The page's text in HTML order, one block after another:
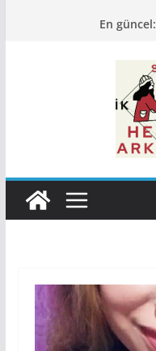
En güncel: